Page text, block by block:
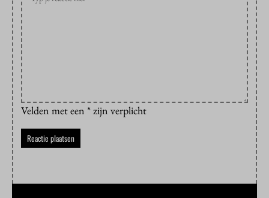
Velden met een * zijn verplicht